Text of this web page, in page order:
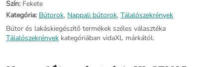
lap: A masszív lap tökéletes helyet nyújt cserepes növények,
képkeretek és egyéb dísztárgyak elhelyezésére. Figyelem:A
felborulás elkerülése érdekében ezt a terméket a mellékelt fali
rögzítőeszközzel kell használni.Színe: feketeAnyaga: UV-lakkozású
Szín: Fekete
Kategória: Bútorok, Nappali bútorok, Tálalószekrények
Bútor és lakáskiegészítő termékek széles választéka
Tálalószekrények kategóriában vidaXL márkától.